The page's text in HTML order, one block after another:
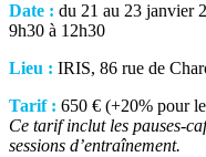
Date : du 21 au 23 janvier
9h30 à 12h30
Lieu : IRIS, 86 rue de
Tarif : 650 € (+20% pour
Ce tarif inclut les pauses-
sessions d’entraînement.